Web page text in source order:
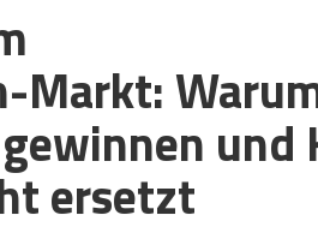
und ergonomisch geformte
Option, sondern eigentlich Pflicht.
die der ergonomischen Linie
verleihen. Diesbezüglich zu
schaffen insbesondere in kleinen
vereinfachte Handhabe.
Markt:
und
ersetzt